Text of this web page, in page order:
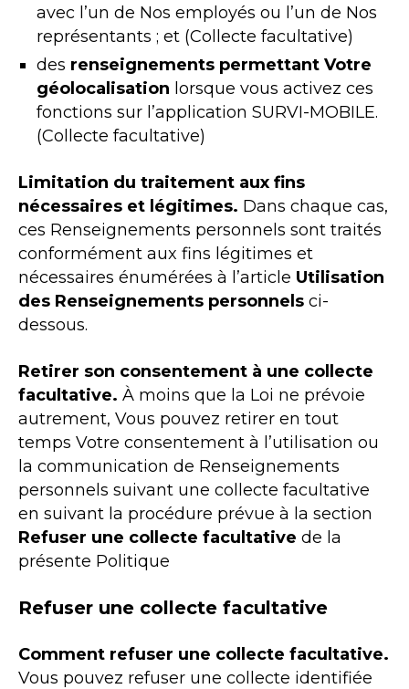
avec l’un de Nos employés ou l’un de Nos
représentants ; et (Collecte facultative)
des renseignements permettant Votre
géolocalisation lorsque vous activez ces
fonctions sur l’application SURVI-MOBILE.
(Collecte facultative)
Limitation du traitement aux fins
nécessaires et légitimes. Dans chaque cas,
ces Renseignements personnels sont traités
conformément aux fins légitimes et
nécessaires énumérées à l’article Utilisation
des Renseignements personnels ci-
dessous.
Retirer son consentement à une collecte
facultative. À moins que la Loi ne prévoie
autrement, Vous pouvez retirer en tout
temps Votre consentement à l’utilisation ou
la communication de Renseignements
personnels suivant une collecte facultative
en suivant la procédure prévue à la section
Refuser une collecte facultative de la
présente Politique
Refuser une collecte facultative
Comment refuser une collecte facultative.
Vous pouvez refuser une collecte identifiée